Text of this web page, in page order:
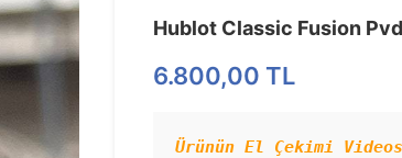
Hublot Classic Fusion
6.800,00 TL
Ürünün El Çekimi